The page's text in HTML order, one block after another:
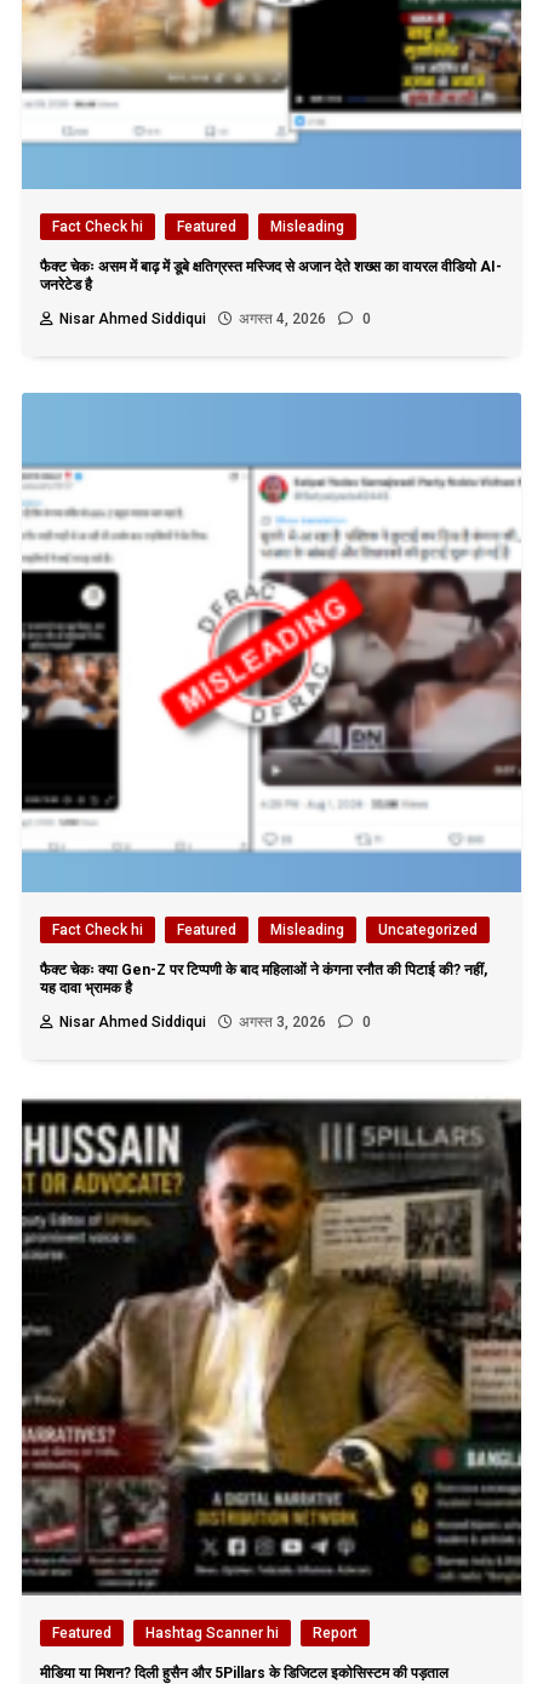
Fact Check hi Featured Misleading
फैक्ट चेकः असम में बाढ़ में डूबे क्षतिग्रस्त मस्जिद से अजान देते शख्स का वायरल वीडियो AI-
जनरेटेड है
Nisar Ahmed Siddiqui
अगस्त 4, 2026 0
Fact Check hi Featured Misleading Uncategorized
फैक्ट चेकः क्या Gen-Z पर टिप्पणी के बाद महिलाओं ने कंगना रनौत की पिटाई की? नहीं,
यह दावा भ्रामक है
Nisar Ahmed Siddiqui
अगस्त 3, 2026 0
Featured Hashtag Scanner hi Report
मीडिया या मिशन? दिली हुसैन और 5Pillars के डिजिटल इकोसिस्टम की पड़ताल